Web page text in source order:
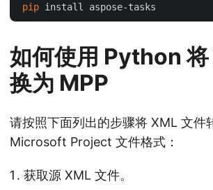
pip
如何使用 Python
换为 MPP
请按照下面列出的步骤将 XML 文件
Microsoft Project 文件格式：
获取源 XML 文件。